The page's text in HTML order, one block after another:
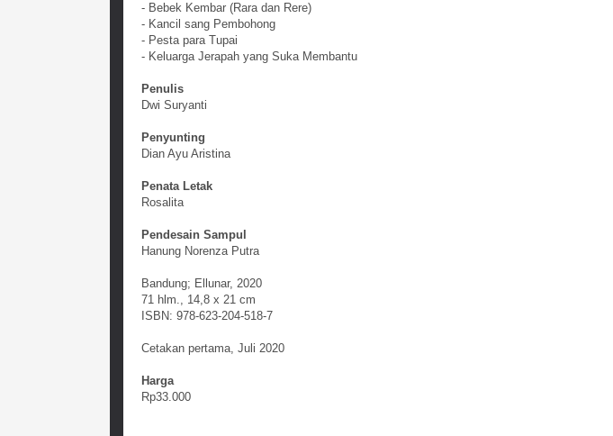
- Bebek Kembar (Rara dan Rere)
- Kancil sang Pembohong
- Pesta para Tupai
- Keluarga Jerapah yang Suka Membantu
Penulis
Dwi Suryanti
Penyunting
Dian Ayu Aristina
Penata Letak
Rosalita
Pendesain Sampul
Hanung Norenza Putra
Bandung; Ellunar, 2020
71 hlm., 14,8 x 21 cm
ISBN: 978-623-204-518-7
Cetakan pertama, Juli 2020
Harga
Rp33.000